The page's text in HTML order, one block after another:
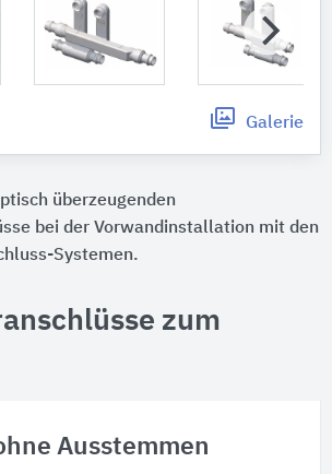
Galerie
überzeugenden
bei der Vorwandinstallation mit den
Systemen.
zum
Ausstemmen